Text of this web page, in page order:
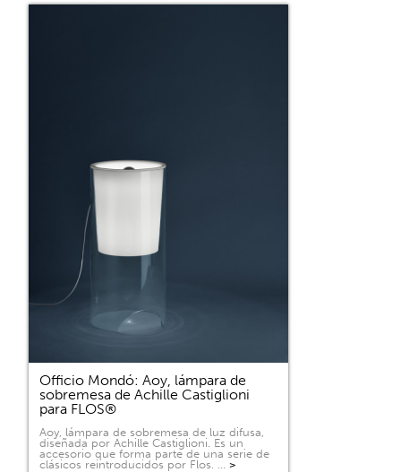
Officio Mondó: Aoy, lámpara de
sobremesa de Achille Castiglioni
para FLOS®
Aoy, lámpara de sobremesa de luz difusa,
diseñada por Achille Castiglioni. Es un
accesorio que forma parte de una serie de
clásicos reintroducidos por Flos. … >